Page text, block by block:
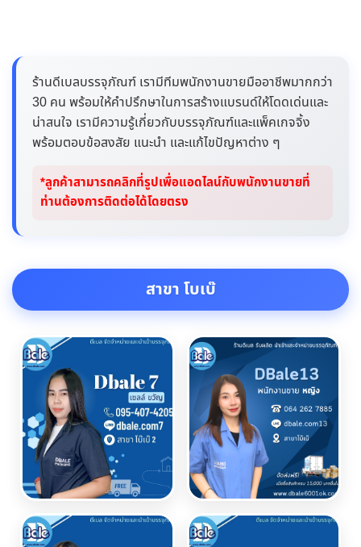
ร้านดีเบลบรรจุภัณฑ์ เรามีทีมพนักงานขายมืออาชีพมากกว่า
30 คน พร้อมให้คำปรึกษาในการสร้างแบรนด์ให้โดดเด่นและ
น่าสนใจ เรามีความรู้เกี่ยวกับบรรจุภัณฑ์และแพ็คเกจจิ้ง
พร้อมตอบข้อสงสัย แนะนำ และแก้ไขปัญหาต่าง ๆ
*ลูกค้าสามารถคลิกที่รูปเพื่อแอดไลน์กับพนักงานขายที่
ท่านต้องการติดต่อได้โดยตรง
สาขา โบเบ๊